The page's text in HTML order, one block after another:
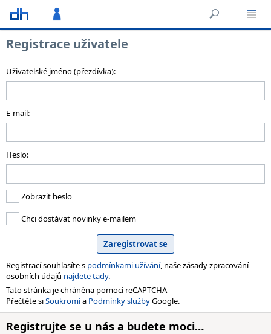
Registrace uživatele
Uživatelské jméno (přezdívka):
E-mail:
Heslo:
Zobrazit heslo
Chci dostávat novinky e-mailem
Registrací souhlasíte s podmínkami užívání, naše zásady zpracování
osobních údajů najdete tady.
Tato stránka je chráněna pomocí reCAPTCHA
Přečtěte siSoukromía Podmínky službyGoogle.
Registrujte se u nás a budete moci…